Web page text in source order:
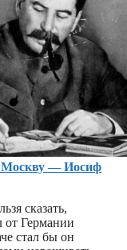
Москву — Иосиф
сказать,
от Германии
стал бы он